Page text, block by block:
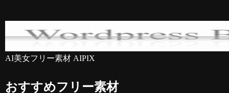
AI美女フリー素材 AIPIX
おすすめフリー素材